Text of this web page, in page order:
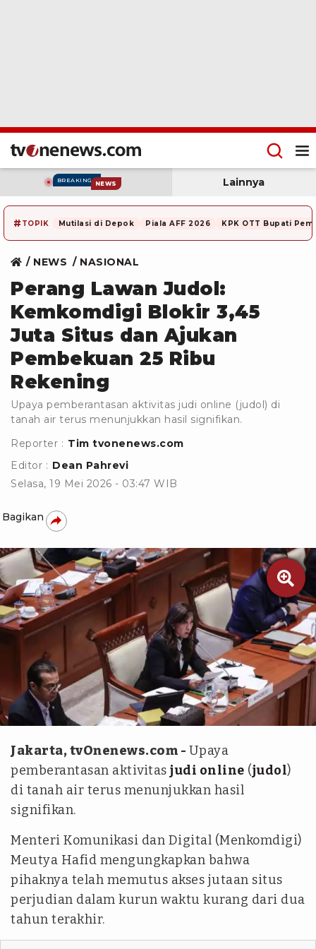
BREAKING NEWS Lainnya
# TOPIK Mutilasi di Depok Piala AFF 2026 KPK OTT Bupati
NEWS NASIONAL
Perang Lawan Judol:
Kemkomdigi Blokir 3,45
Juta Situs dan Ajukan
Pembekuan 25 Ribu
Rekening
Upaya pemberantasan aktivitas judi online (judol) di
tanah air terus menunjukkan hasil signifikan.
Reporter : Tim tvonenews.com
Editor : Dean Pahrevi
Selasa, 19 Mei 2026 - 03:47 WIB
Bagikan

Antara
Jakarta, tvOnenews.com - Upaya
pemberantasan aktivitas judi online (judol)
di tanah air terus menunjukkan hasil
signifikan.
Menteri Komunikasi dan Digital (Menkomdigi)
Meutya Hafid mengungkapkan bahwa
pihaknya telah memutus akses jutaan situs
perjudian dalam kurun waktu kurang dari dua
tahun terakhir.